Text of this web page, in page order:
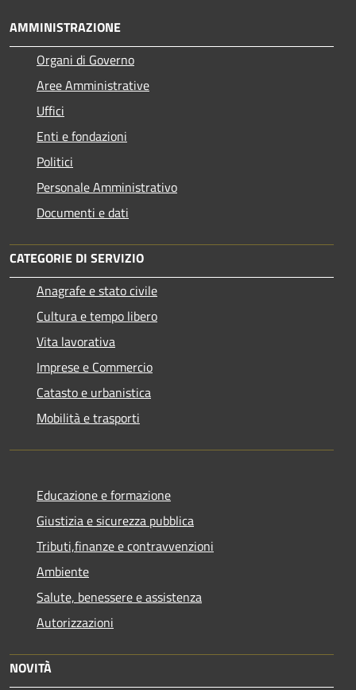
AMMINISTRAZIONE
Organi di Governo
Aree Amministrative
Uffici
Enti e fondazioni
Politici
Personale Amministrativo
Documenti e dati
CATEGORIE DI SERVIZIO
Anagrafe e stato civile
Cultura e tempo libero
Vita lavorativa
Imprese e Commercio
Catasto e urbanistica
Mobilità e trasporti
Educazione e formazione
Giustizia e sicurezza pubblica
Tributi,finanze e contravvenzioni
Ambiente
Salute, benessere e assistenza
Autorizzazioni
NOVITÀ